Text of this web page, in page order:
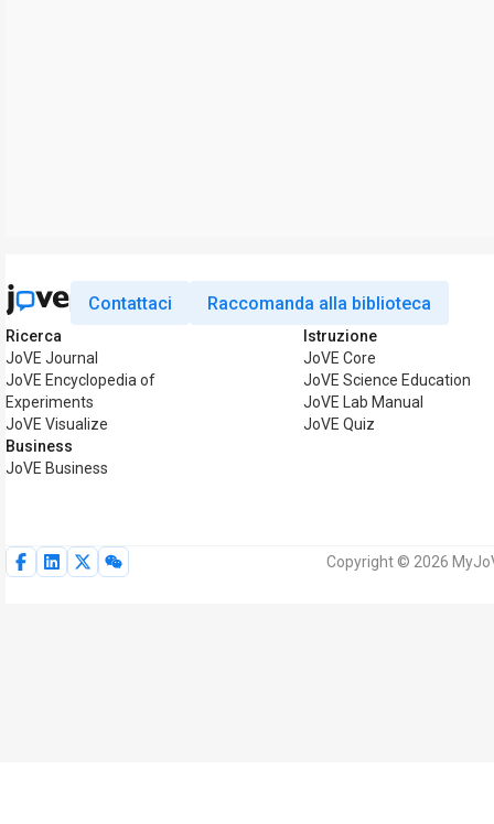
Contattaci Raccomanda alla biblioteca
Ricerca
JoVE Journal
JoVE Encyclopedia of
Experiments
JoVE Visualize
Business
JoVE Business
Istruzione
JoVE Core
JoVE Science Education
JoVE Lab Manual
JoVE Quiz
Copyright © 2026